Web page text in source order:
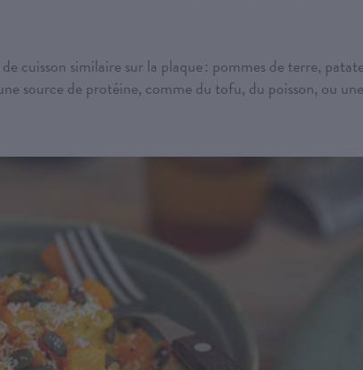
cuisson similaire sur la plaque : pommes de terre,
source de protéine, comme du tofu, du poisson, ou une